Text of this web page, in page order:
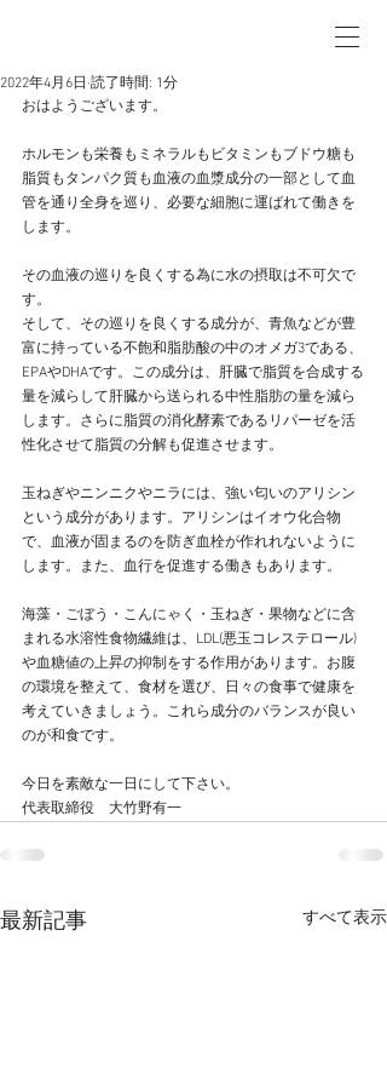
2022年4月6日 読了時間: 1分
おはようございます。
ホルモンも栄養もミネラルもビタミンもブドウ糖も
脂質もタンパク質も血液の血漿成分の一部として血
管を通り全身を巡り、必要な細胞に運ばれて働きを
します。
その血液の巡りを良くする為に水の摂取は不可欠で
す。
そして、その巡りを良くする成分が、青魚などが豊
富に持っている不飽和脂肪酸の中のオメガ3である、
EPAやDHAです。この成分は、肝臓で脂質を合成する
量を減らして肝臓から送られる中性脂肪の量を減ら
します。さらに脂質の消化酵素であるリパーゼを活
性化させて脂質の分解も促進させます。
玉ねぎやニンニクやニラには、強い匂いのアリシン
という成分があります。アリシンはイオウ化合物
で、血液が固まるのを防ぎ血栓が作れれないように
します。また、血行を促進する働きもあります。
海藻・ごぼう・こんにゃく・玉ねぎ・果物などに含
まれる水溶性食物繊維は、LDL(悪玉コレステロール)
や血糖値の上昇の抑制をする作用があります。お腹
の環境を整えて、食材を選び、日々の食事で健康を
考えていきましょう。これら成分のバランスが良い
のが和食です。
今日を素敵な一日にして下さい。
代表取締役　大竹野有一
最新記事 すべて表示